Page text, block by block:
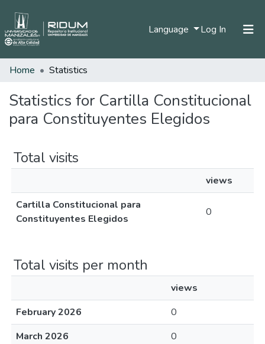
Language Log In (current)
Communities & Collections
All of DSpace
Home Statistics
Statistics for Cartilla Constitucional
para Constituyentes Elegidos
Total visits
views
Cartilla Constitucional para
Constituyentes Elegidos
0
Total visits per month
views
February 2026
0
March 2026
0